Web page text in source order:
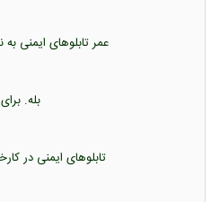
عمر تابلوهای ایمنی
بله.
تابلوهای ایمنی در